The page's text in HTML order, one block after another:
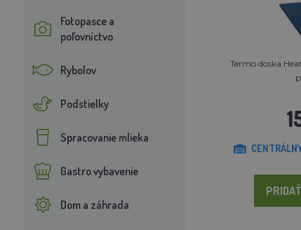
Fotopasce a
poľovníctvo
Rybolov
Podstielky
Spracovanie mlieka
Gastro vybavenie
Dom a záhrada
Termo doska